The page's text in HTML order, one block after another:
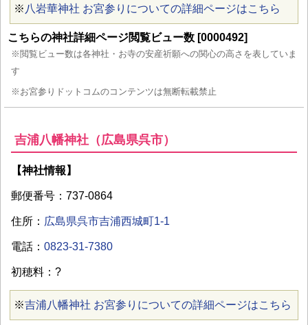
※ 八岩華神社 お宮参りについての詳細ページはこちら
こちらの神社詳細ページ閲覧ビュー数 [0000492]
※閲覧ビュー数は各神社・お寺の安産祈願への関心の高さを表していま
す
※お宮参りドットコムのコンテンツは無断転載禁止
吉浦八幡神社（広島県呉市）
【神社情報】
郵便番号：737-0864
住所： 広島県呉市吉浦西城町1-1
電話： 0823-31-7380
初穂料：?
※吉浦八幡神社 お宮参りについての詳細ページはこちら